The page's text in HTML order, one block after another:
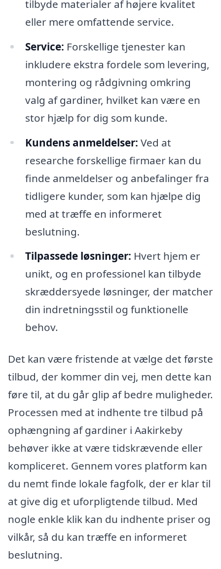
tilbyde materialer af højere kvalitet
eller mere omfattende service.
Service: Forskellige tjenester kan
inkludere ekstra fordele som levering,
montering og rådgivning omkring
valg af gardiner, hvilket kan være en
stor hjælp for dig som kunde.
Kundens anmeldelser: Ved at
researche forskellige firmaer kan du
finde anmeldelser og anbefalinger fra
tidligere kunder, som kan hjælpe dig
med at træffe en informeret
beslutning.
Tilpassede løsninger: Hvert hjem er
unikt, og en professionel kan tilbyde
skræddersyede løsninger, der matcher
din indretningsstil og funktionelle
behov.
Det kan være fristende at vælge det første
tilbud, der kommer din vej, men dette kan
føre til, at du går glip af bedre muligheder.
Processen med at indhente tre tilbud på
ophængning af gardiner i Aakirkeby
behøver ikke at være tidskrævende eller
kompliceret. Gennem vores platform kan
du nemt finde lokale fagfolk, der er klar til
at give dig et uforpligtende tilbud. Med
nogle enkle klik kan du indhente priser og
vilkår, så du kan træffe en informeret
beslutning.